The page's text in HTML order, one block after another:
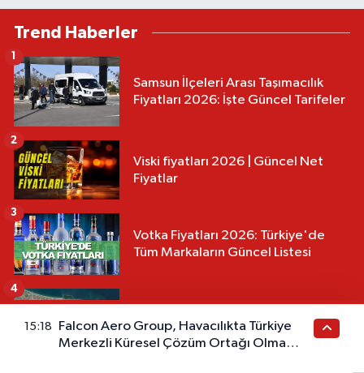
Trend Haberler
Samsun İlçeleri Arası Taşımacılık
Fiyatları 2026: İşte Güncel Tarifeler
1
Viski fiyatları 2026 | Güncel Net
Fiyatlar
2
Votka Fiyatları 2026: Türkiye'de
Tüm Markaların Güncel Listesi
3
Güzergahı ve Sefer Saatleri 2026
4
15:18
Falcon Aero Group, Havacılıkta Türkiye
Merkezli Küresel Çözüm Ortağı Olma